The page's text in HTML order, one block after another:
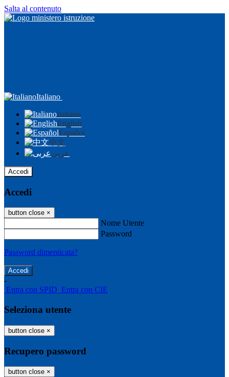
Salta al contenuto
Italiano
Italiano
English
Español
中文
عربى
Accedi
Accedi
button close ×
Nome Utente
Password
Password dimenticata?
-
Entra con SPID Entra con CIE
Seleziona utente
button close ×
Recupero password
button close ×